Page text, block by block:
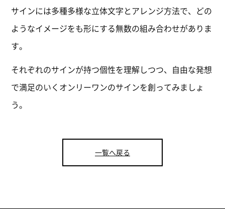
サインには多種多様な立体文字とアレンジ方法で、どの
ようなイメージをも形にする無数の組み合わせがありま
す。
それぞれのサインが持つ個性を理解しつつ、自由な発想
で満足のいくオンリーワンのサインを創ってみましょ
う。
一覧へ戻る